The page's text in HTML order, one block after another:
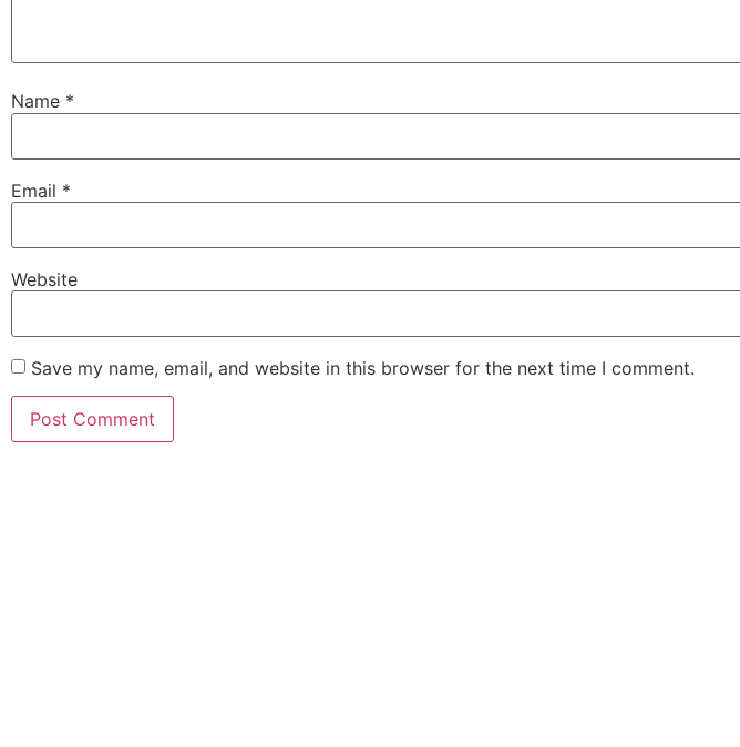
Name *
Email *
Website
Save my name, email, and website in this browser for the next time I comment.